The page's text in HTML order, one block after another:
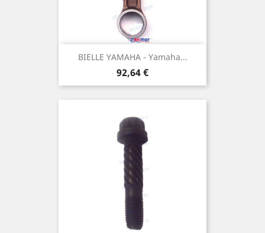
BIELLE YAMAHA - Yamaha...
Prix
92,64 €